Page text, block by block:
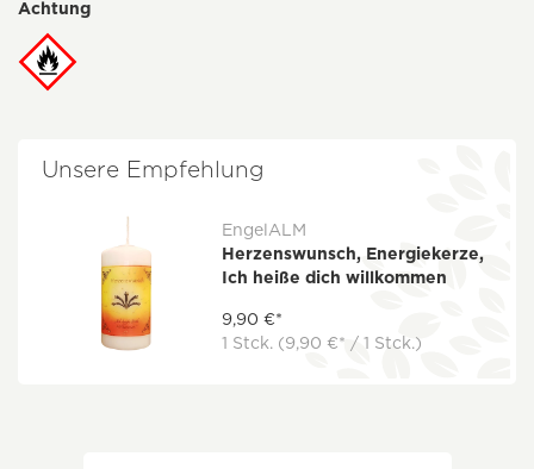
Achtung
Unsere Empfehlung
EngelALM
Herzenswunsch, Energiekerze,
Ich heiße dich willkommen
9,90 €*
1 Stck. (9,90 €* / 1 Stck.)